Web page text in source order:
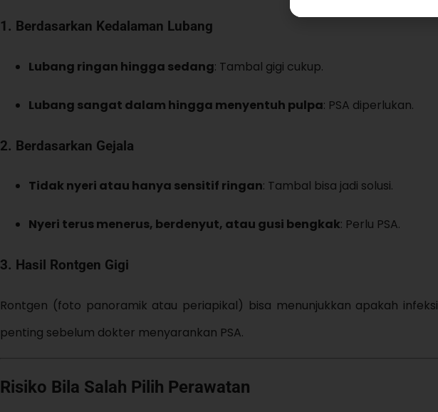
1. Berdasarkan Kedalaman Lubang
Lubang ringan hingga sedang: Tambal gigi cukup.
Lubang sangat dalam hingga menyentuh pulpa: PSA diperlukan.
2. Berdasarkan Gejala
Tidak nyeri atau hanya sensitif ringan: Tambal bisa jadi solusi.
Nyeri terus menerus, berdenyut, atau gusi bengkak: Perlu PSA.
3. Hasil Rontgen Gigi
Rontgen (foto panoramik atau periapikal) bisa menunjukkan apakah
penting sebelum dokter menyarankan PSA.
Risiko Bila Salah Pilih Perawatan